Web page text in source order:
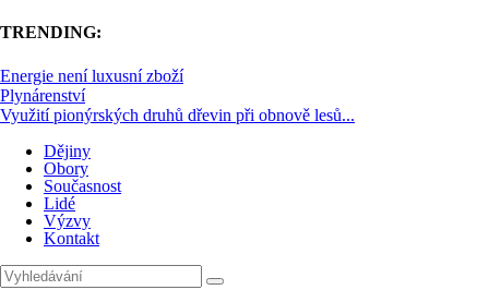
TRENDING:
Energie není luxusní zboží
Plynárenství
Využití pionýrských druhů dřevin při obnově lesů...
Dějiny
Obory
Současnost
Lidé
Výzvy
Kontakt